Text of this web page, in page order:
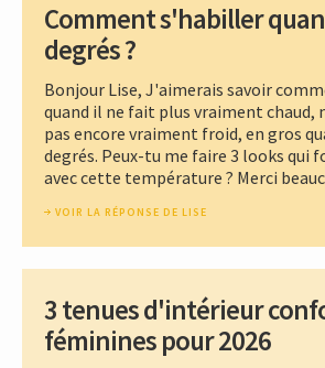
Comment s'habiller
degrés ?
Bonjour Lise, J'aimerais savoir
quand il ne fait plus vraiment chaud,
pas encore vraiment froid, en gros
degrés. Peux-tu me faire 3 looks qui
avec cette température ? Merci
VOIR LA RÉPONSE DE LISE
3 tenues d'intérieur
féminines pour 2026